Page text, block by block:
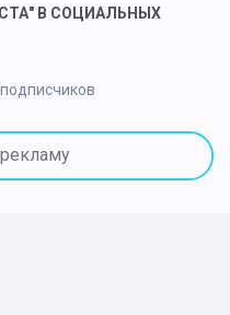
В СОЦИАЛЬНЫХ